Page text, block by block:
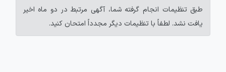
طبق تنظیمات انجام گرفته شما، آگهی مرتبط در دو ماه اخیر
یافت نشد. لطفاً با تنظیمات دیگر مجدداً امتحان کنید.